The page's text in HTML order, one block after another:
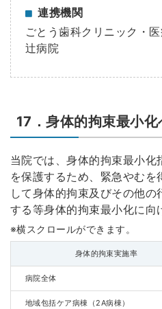
連携機関
ごとう歯科クリニック・
辻病院
17．身体的拘束最小
当院では、身体的拘束最小
を保護するため、緊急やむを
して身体的拘束及びその他
する等身体的拘束最小化に向
身体的拘束実施率
病院全体
地域包括ケア病棟（2A病棟）